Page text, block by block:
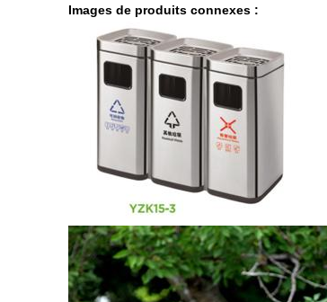
Images de produits connexes :